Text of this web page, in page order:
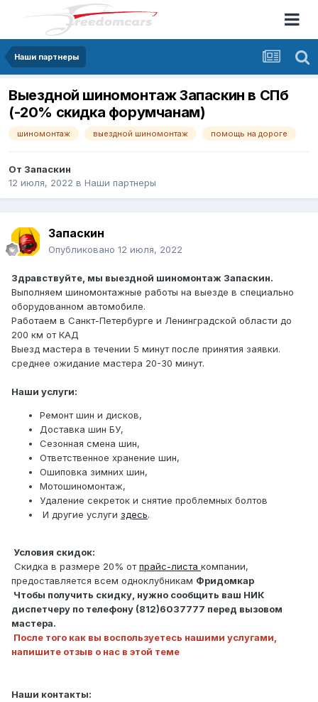
Наши партнеры
Выездной шиномонтаж Запаскин в СПб
(-20% скидка форумчанам)
шиномонтаж выездной шиномонтаж помощь на дороге
От Запаскин
12 июля, 2022 в Наши партнеры
Запаскин
Опубликовано 12 июля, 2022
Здравствуйте, мы выездной шиномонтаж Запаскин.
Выполняем шиномонтажные работы на выезде в специально
оборудованном автомобиле.
Работаем в Санкт-Петербурге и Ленинградской области до
200 км от КАД
Выезд мастера в течении 5 минут после принятия заявки.
среднее ожидание мастера 20-30 минут.
Наши услуги:
Ремонт шин и дисков,
Доставка шин БУ,
Сезонная смена шин,
Ответственное хранение шин,
Ошиповка зимних шин,
Мотошиномонтаж,
Удаление секреток и снятие проблемных болтов
И другие услуги здесь.
Условия скидок:
Скидка в размере 20% отпрайс-листа компании,
предоставляется всем одноклубникам Фридомкар
Чтобы получить скидку, нужно сообщить ваш НИК
диспетчеру по телефону (812)6037777 перед вызовом
мастера.
После того как вы воспользуетесь нашими услугами,
напишите отзыв о нас в этой теме
Наши контакты: